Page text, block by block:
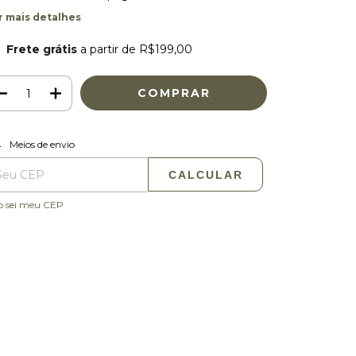
mais detalhes
Frete grátis a partir de R$199,00
para o CEP:
Meios de envio
CALCULAR
sei meu CEP